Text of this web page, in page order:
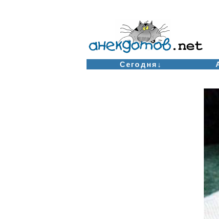
Сегодня↓